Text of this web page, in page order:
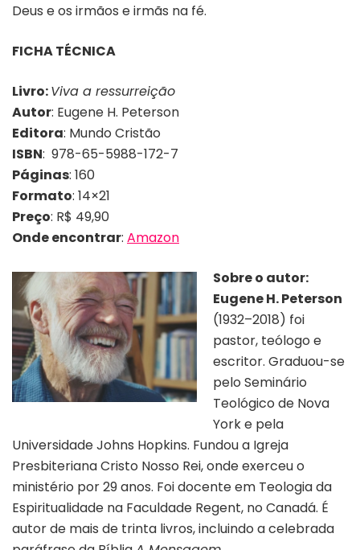
Deus e os irmãos e irmãs na fé.
FICHA TÉCNICA
Livro:Viva a ressurreição
Autor: Eugene H. Peterson
Editora: Mundo Cristão
ISBN: 978-65-5988-172-7
Páginas: 160
Formato: 14×21
Preço: R$ 49,90
Onde encontrar: Amazon
Sobre o autor:
Eugene H. Peterson
(1932–2018) foi
pastor, teólogo e
escritor. Graduou-se
pelo Seminário
Teológico de Nova
York e pela
Universidade Johns Hopkins. Fundou a Igreja
Presbiteriana Cristo Nosso Rei, onde exerceu o
ministério por 29 anos. Foi docente em Teologia da
Espiritualidade na Faculdade Regent, no Canadá. É
autor de mais de trinta livros, incluindo a celebrada